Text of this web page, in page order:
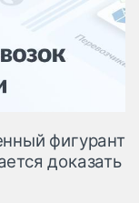
фигурант
доказать